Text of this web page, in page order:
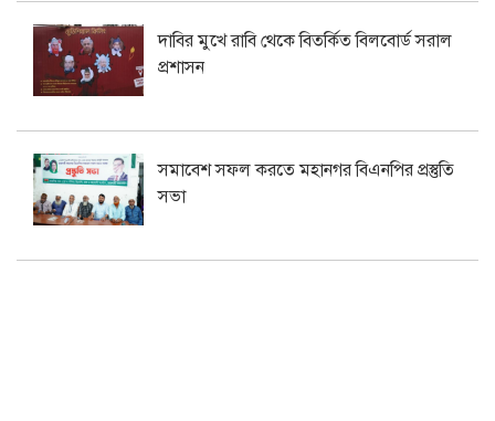
দাবির মুখে রাবি থেকে বিতর্কিত বিলবোর্ড সরাল
প্রশাসন
সমাবেশ সফল করতে মহানগর বিএনপির প্রস্তুতি
সভা